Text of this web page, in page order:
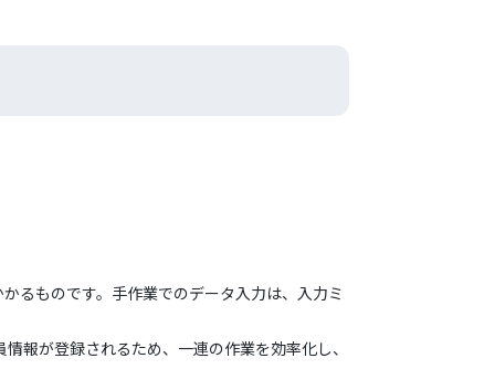
るものです。手作業でのデータ入力は、入力ミ
報が登録されるため、一連の作業を効率化し、